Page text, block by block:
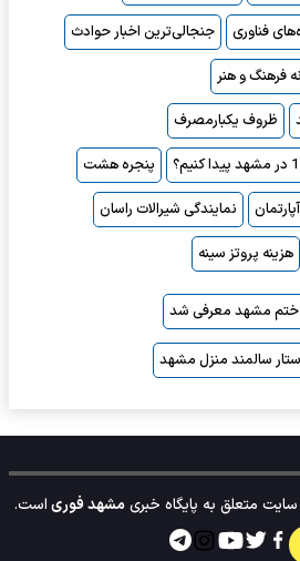
فناوری
جنجالی‌ترین اخبار حوادث
فرهنگ و هنر
ظروف یکبارمصرف
پنجره هشت
نمایندگی شیرالات راسان
هزینه پروتز سینه
ختم مشهد معرفی شد
سالمند منزل مشهد
متعلق به پایگاه خبریمشهد فوریاست.